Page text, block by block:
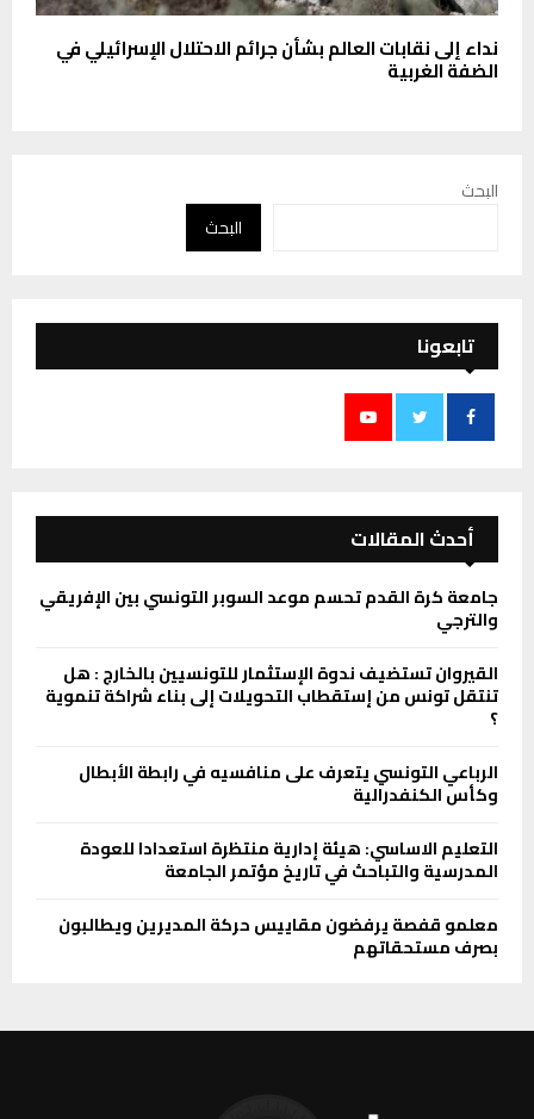
نداء إلى نقابات العالم بشأن جرائم الاحتلال الإسرائيلي في
الضفة الغربية
البحث
البحث
تابعونا
أحدث المقالات
جامعة كرة القدم تحسم موعد السوبر التونسي بين الإفريقي
والترجي
القيروان تستضيف ندوة الإستثمار للتونسيين بالخارج : هل
تنتقل تونس من إستقطاب التحويلات إلى بناء شراكة تنموية
؟
الرباعي التونسي يتعرف على منافسيه في رابطة الأبطال
وكأس الكنفدرالية
التعليم الاساسي: هيئة إدارية منتظرة استعدادا للعودة
المدرسية والتباحث في تاريخ مؤتمر الجامعة
معلمو قفصة يرفضون مقاييس حركة المديرين ويطالبون
بصرف مستحقاتهم